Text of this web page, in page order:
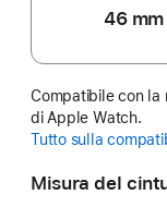
46 mm
Compatibile con la
di Apple Watch.
Tutto sulla
Misura del